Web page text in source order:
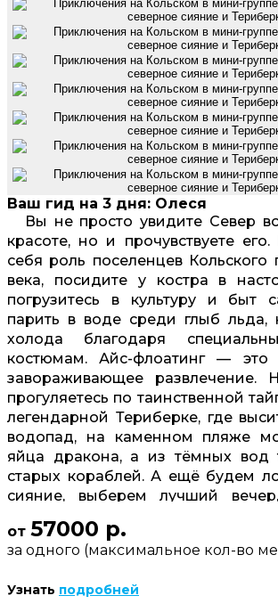
Ваш гид на 3 дня: Олеся
Вы не просто увидите Север
красоте, но и прочувствуете
себя роль поселенцев Кольского
века, посидите у костра в
погрузитесь в культуру и быт
парить в воде среди глыб
холода благодаря
костюмам. Айс-флоатинг — это
завораживающее развлечение.
прогуляетесь по таинственной
легендарной Териберке, где
водопад, на каменном пляже
яйца дракона, а из тёмных вод
старых кораблей. А ещё будем
сияние, выберем лучший
включено разнообразное
чтобы вы узнали Арктику на вкус:
от 57000 р.
за одного (максимальное кол-во
Узнать подробней